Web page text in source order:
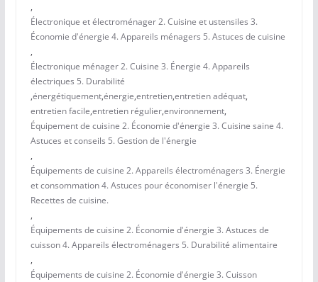
,
Électronique et électroménager 2. Cuisine et ustensiles 3.
Économie d'énergie 4. Appareils ménagers 5. Astuces de cuisine
,
Électronique ménager 2. Cuisine 3. Énergie 4. Appareils
électriques 5. Durabilité
,énergétiquement,énergie,entretien,entretien adéquat,
entretien facile,entretien régulier,environnement,
Équipement de cuisine 2. Économie d'énergie 3. Cuisine saine 4.
Astuces et conseils 5. Gestion de l'énergie
,
Équipements de cuisine 2. Appareils électroménagers 3. Énergie
et consommation 4. Astuces pour économiser l'énergie 5.
Recettes de cuisine.
,
Équipements de cuisine 2. Économie d'énergie 3. Astuces de
cuisson 4. Appareils électroménagers 5. Durabilité alimentaire
,
Équipements de cuisine 2. Économie d'énergie 3. Cuisson